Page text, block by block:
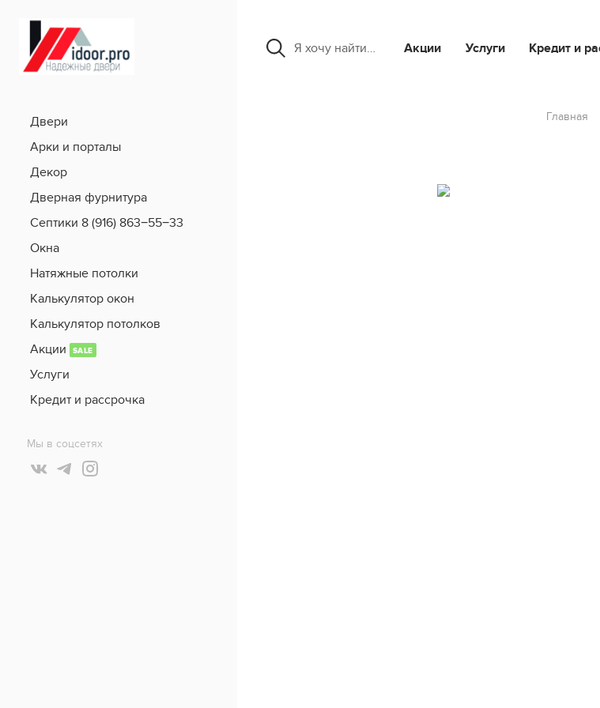
Я хочу найти… Акции Услуги Кредит и
Двери
Арки и порталы
Декор
Дверная фурнитура
Септики 8 (916) 863−55−33
Окна
Натяжные потолки
Калькулятор окон
Калькулятор потолков
Акции
SALE
Услуги
Кредит и рассрочка
Мы в соцсетях
Главная